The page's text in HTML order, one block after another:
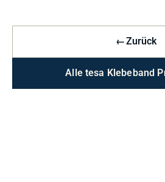
←Zurück
Alle tesa Klebeband